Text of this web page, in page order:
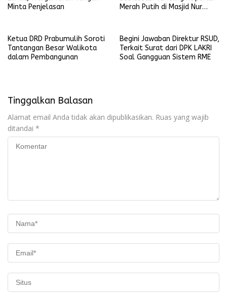
Minta Penjelasan
Merah Putih di Masjid Nur
Ketua DRD Prabumulih Soroti
Tantangan Besar Walikota
dalam Pembangunan
Begini Jawaban Direktur RSUD,
Terkait Surat dari DPK LAKRI
Soal Gangguan Sistem RME
Tinggalkan Balasan
Alamat email Anda tidak akan dipublikasikan. Ruas yang wajib
ditandai *